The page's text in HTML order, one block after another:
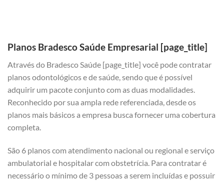
Planos Bradesco Saúde Empresarial [page_title]
Através do Bradesco Saúde [page_title] você pode contratar
planos odontológicos e de saúde, sendo que é possível
adquirir um pacote conjunto com as duas modalidades.
Reconhecido por sua ampla rede referenciada, desde os
planos mais básicos a empresa busca fornecer uma cobertura
completa.
São 6 planos com atendimento nacional ou regional e serviço
ambulatorial e hospitalar com obstetrícia. Para contratar é
necessário o mínimo de 3 pessoas a serem incluídas e possuir